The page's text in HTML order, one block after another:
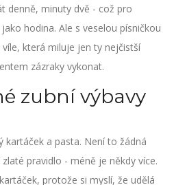
denně, minuty dvě - což pro
hodina. Ale s veselou písničkou
která miluje jen ty nejčistší
zázraky vykonat.
zubní výbavy
kartáček a pasta. Není to žádná
pravidlo - méně je někdy více.
protože si myslí, že udělá